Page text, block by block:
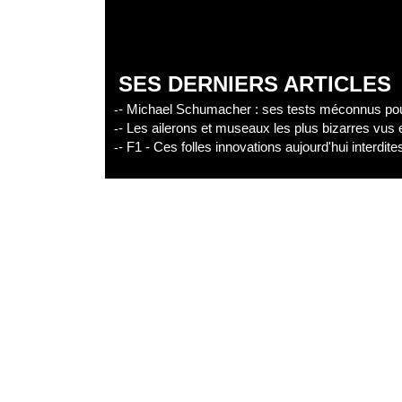
SES DERNIERS ARTICLES
- Michael Schumacher : ses tests méconnus
- Les ailerons et museaux les plus bizarres vus
- F1 - Ces folles innovations aujourd'hui